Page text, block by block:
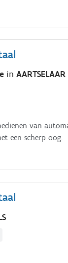
inAARTSELAAR
van
een scherp oog.